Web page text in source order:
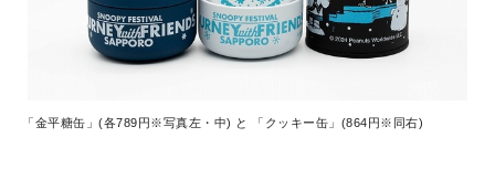
「金平糖缶」(各789円※写真左・中) と 「クッキー缶」(864円※同右)